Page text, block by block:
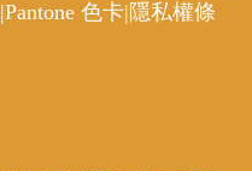
|Pantone 色卡| 隱私權條